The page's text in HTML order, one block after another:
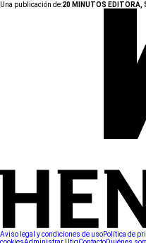
Una publicación de:20 MINUTOS EDITORA,
Aviso legal y condiciones de usoPolítica de